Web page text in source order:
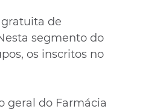
gratuita de
segmento do
os inscritos no
geral do Farmácia